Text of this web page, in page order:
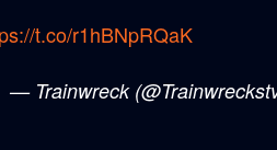
t.co/r1hBNpRQaK
— Trainwreck